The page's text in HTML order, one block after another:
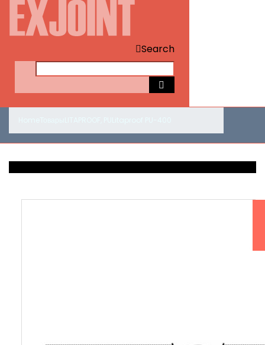
Search